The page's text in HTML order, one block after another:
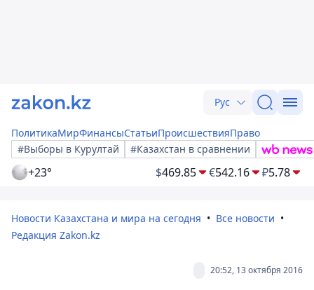
Рус
ПолитикаМирФинансыСтатьиПроисшествияПраво
#Выборы в Курултай
#Казахстан в сравнении
+23° $469.85 €542.16 ₽5.78
Новости Казахстана и мира на сегодня
Все новости
Редакция Zakon.kz
20:52, 13 октября 2016